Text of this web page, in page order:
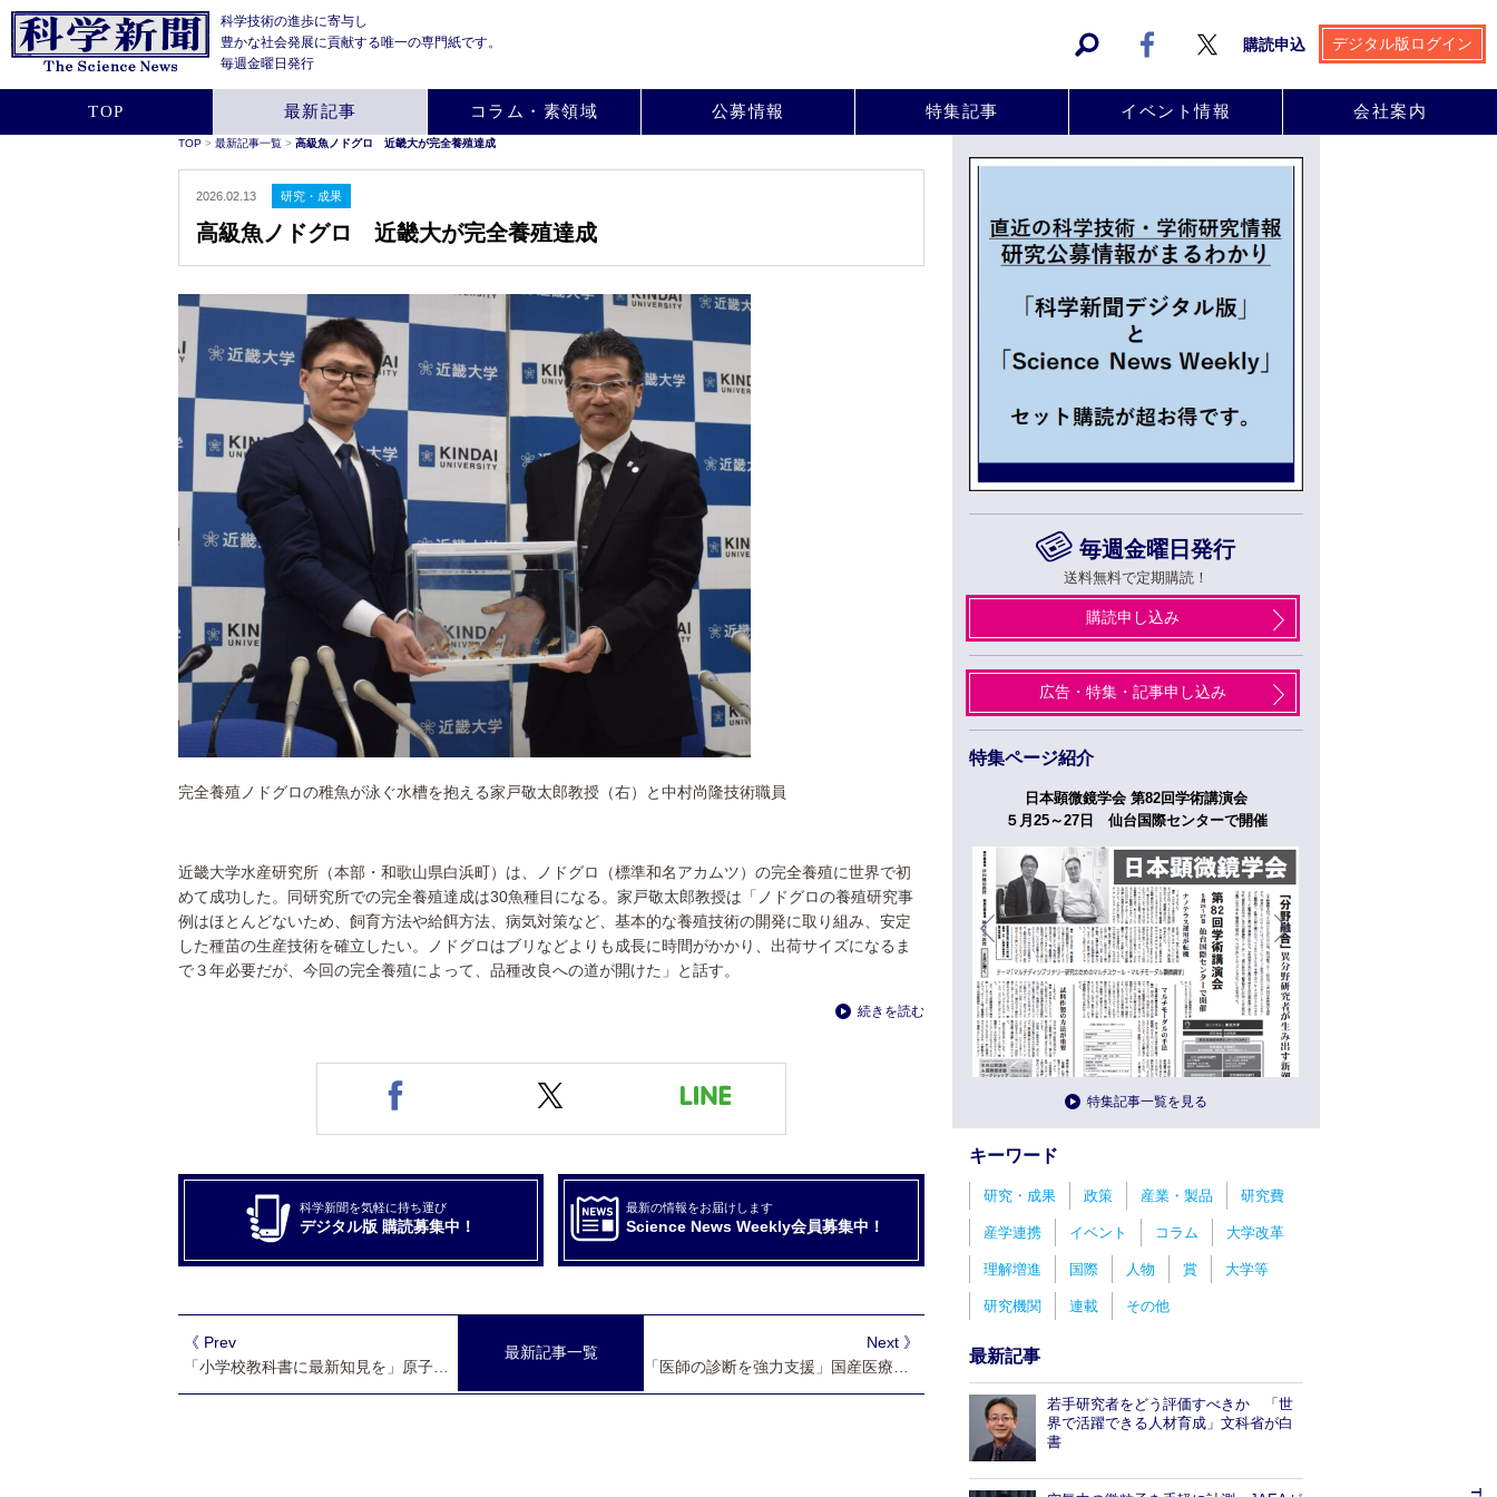
科学技術の進歩に寄与し
豊かな社会発展に貢献する唯一の専門紙です。
毎週金曜日発行
購読申込 デジタル版ログイン
TOP 最新記事 コラム・素領域 公募情報 特集記事 イベント情報 会社案内
TOP > 最新記事一覧 > 高級魚ノドグロ 近畿大が完全養殖達成
2026.02.13 研究・成果
高級魚ノドグロ 近畿大が完全養殖達成
完全養殖ノドグロの稚魚が泳ぐ水槽を抱える家戸敬太郎教授（右）と中村尚隆技術職員
近畿大学水産研究所（本部・和歌山県白浜町）は、ノドグロ（標準和名アカムツ）の完全養殖に世界で初
めて成功した。同研究所での完全養殖達成は30魚種目になる。家戸敬太郎教授は「ノドグロの養殖研究事
例はほとんどないため、飼育方法や給餌方法、病気対策など、基本的な養殖技術の開発に取り組み、安定
した種苗の生産技術を確立したい。ノドグロはブリなどよりも成長に時間がかかり、出荷サイズになるま
で３年必要だが、今回の完全養殖によって、品種改良への道が開けた」と話す。
続きを読む
科学新聞を気軽に持ち運び
デジタル版 購読募集中！
最新の情報をお届けします
Science News Weekly会員募集中！
最新記事一覧
Next 》
《 Prev
「小学校教科書に最新知見を」原子力学会が文部科学次官に要望
毎週金曜日発行
送料無料で定期購読！
購読申し込み
広告・特集・記事申し込み
特集ページ紹介
日本薬学会第145年会 ３月26日から29日まで
日本顕微鏡学会 第82回学術講演会
５月25～27日 仙台国際センターで開催
特集記事一覧を見る
キーワード
研究・成果 政策 産業・製品 研究費
産学連携 イベント コラム 大学改革
理解増進 国際 人物 賞 大学等
研究機関 連載 その他
最新記事
若手研究者をどう評価すべきか 「世
界で活躍できる人材育成」文科省が白
書